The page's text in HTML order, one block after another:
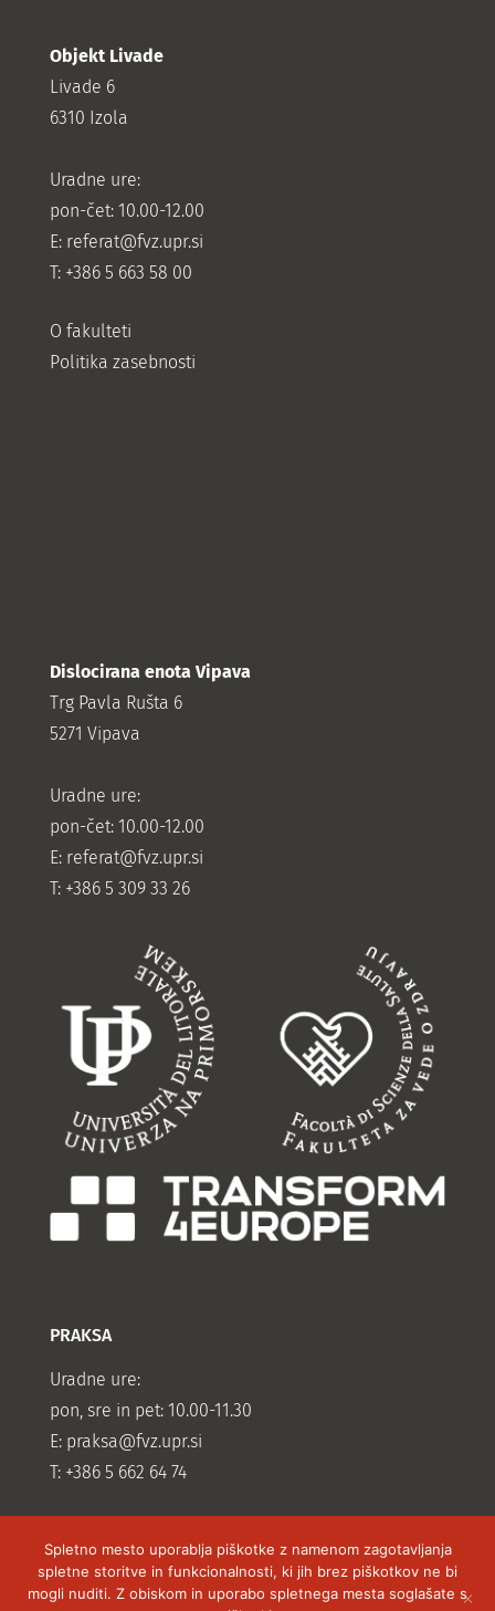
Objekt Livade
Livade 6
6310 Izola
Uradne ure:
pon-čet: 10.00-12.00
E: referat@fvz.upr.si
T: +386 5 663 58 00
O fakulteti
Politika zasebnosti
Dislocirana enota Vipava
Trg Pavla Rušta 6
5271 Vipava
Uradne ure:
pon-čet: 10.00-12.00
E: referat@fvz.upr.si
T: +386 5 309 33 26
PRAKSA
Uradne ure:
pon, sre in pet: 10.00-11.30
E: praksa@fvz.upr.si
T: +386 5 662 64 74
Spletno mesto uporablja piškotke z namenom zagotavljanja
spletne storitve in funkcionalnosti, ki jih brez piškotkov ne bi
mogli nuditi. Z obiskom in uporabo spletnega mesta soglašate s